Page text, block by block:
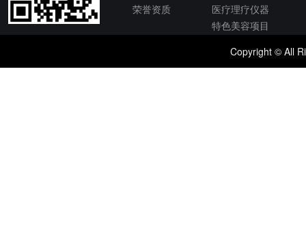
荣誉资质
医疗理疗仪器
特色美容项目
Copyright © All